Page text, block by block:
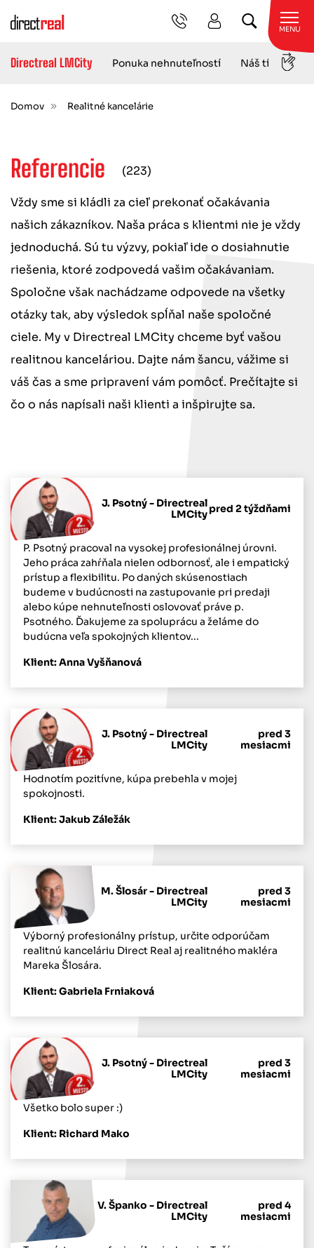
MENU
Directreal LMCity Ponuka nehnuteľností Náš tím
Domov Realitné kancelárie
Referencie (223)
Vždy sme si kládli za cieľ prekonať očakávania
našich zákazníkov. Naša práca s klientmi nie je vždy
jednoduchá. Sú tu výzvy, pokiaľ ide o dosiahnutie
riešenia, ktoré zodpovedá vašim očakávaniam.
Spoločne však nachádzame odpovede na všetky
otázky tak, aby výsledok spĺňal naše spoločné
ciele. My v Directreal LMCity chceme byť vašou
realitnou kanceláriou. Dajte nám šancu, vážime si
váš čas a sme pripravení vám pomôcť. Prečítajte si
čo o nás napísali naši klienti a inšpirujte sa.
J. Psotný - Directreal
LMCitypred 2 týždňami
P. Psotný pracoval na vysokej profesionálnej úrovni.
Jeho práca zahŕňala nielen odbornosť, ale i empatický
prístup a flexibilitu. Po daných skúsenostiach
budeme v budúcnosti na zastupovanie pri predaji
alebo kúpe nehnuteľnosti oslovovať práve p.
Psotného. Ďakujeme za spoluprácu a želáme do
budúcna veľa spokojných klientov...
Klient: Anna Vyšňanová
J. Psotný - Directreal
LMCity
pred 3
mesiacmi
Hodnotím pozitívne, kúpa prebehla v mojej
spokojnosti.
Klient: Jakub Záležák
M. Šlosár - Directreal
LMCity
pred 3
mesiacmi
Výborný profesionálny prístup, určite odporúčam
realitnú kanceláriu Direct Real aj realitného makléra
Mareka Šlosára.
Klient: Gabriela Frniaková
J. Psotný - Directreal
LMCity
pred 3
mesiacmi
Všetko bolo super :)
Klient: Richard Mako
V. Španko - Directreal
LMCity
pred 4
mesiacmi